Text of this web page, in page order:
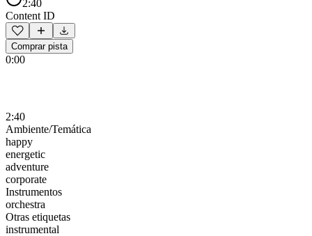
2:40
Content ID
Comprar pista
0:00
2:40
Ambiente/Temática
happy
energetic
adventure
corporate
Instrumentos
orchestra
Otras etiquetas
instrumental